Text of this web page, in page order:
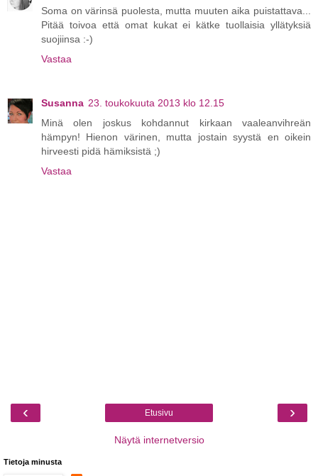
Soma on värinsä puolesta, mutta muuten aika puistattava...
Pitää toivoa että omat kukat ei kätke tuollaisia yllätyksiä
suojiinsa :-)
Vastaa
Susanna 23. toukokuuta 2013 klo 12.15
Minä olen joskus kohdannut kirkaan vaaleanvihreän
hämpyn! Hienon värinen, mutta jostain syystä en oikein
hirveesti pidä hämiksistä ;)
Vastaa
‹ ›
Etusivu
Näytä internetversio
Tietoja minusta